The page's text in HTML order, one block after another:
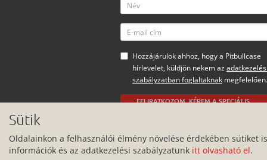
Hozzájárulok ahhoz, hogy a Pitbullcase
hírlevelet, küldjön nekem az adatkezelési
szabályzatban foglaltaknak megfelelően.
FELIRATKOZOM, KÉREM A SPECIÁLIS
Minden jog fenntartva.
Sütik
Oldalainkon a felhasználói élmény növelése érdekében sütiket
információk és az adatkezelési szabályzatunk itt olvasható el.